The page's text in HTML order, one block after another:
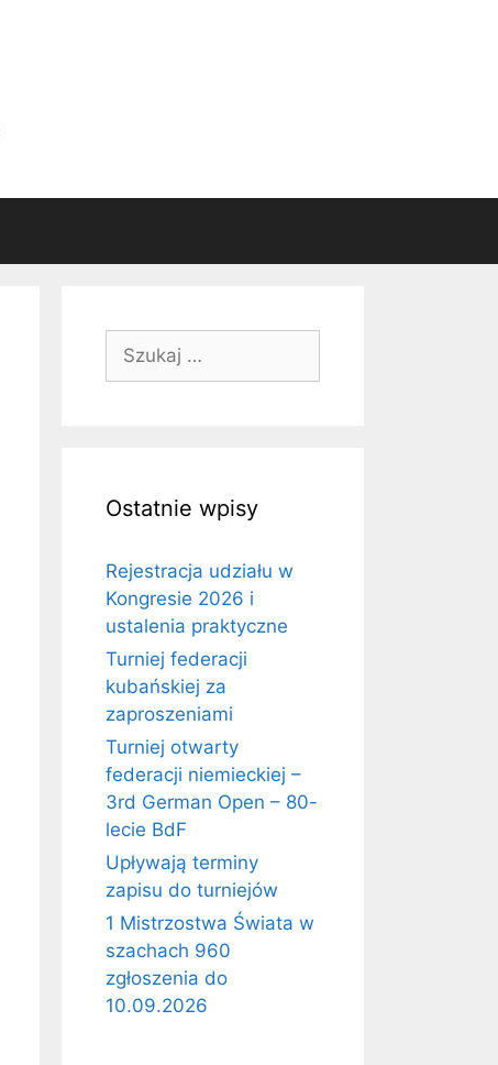
Ostatnie wpisy
Rejestracja udziału w
Kongresie 2026 i
ustalenia praktyczne
Turniej federacji
kubańskiej za
zaproszeniami
Turniej otwarty
federacji niemieckiej –
3rd German Open – 80-
lecie BdF
Upływają terminy
zapisu do turniejów
1 Mistrzostwa Świata w
szachach 960
zgłoszenia do
10.09.2026